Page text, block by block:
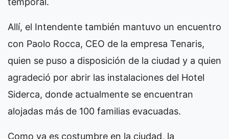
Allí, el Intendente también mantuvo un encuentro
con Paolo Rocca, CEO de la empresa Tenaris,
quien se puso a disposición de la ciudad y a quien
agradeció por abrir las instalaciones del Hotel
Siderca, donde actualmente se encuentran
alojadas más de 100 familias evacuadas.
Como ya es costumbre en la ciudad, la